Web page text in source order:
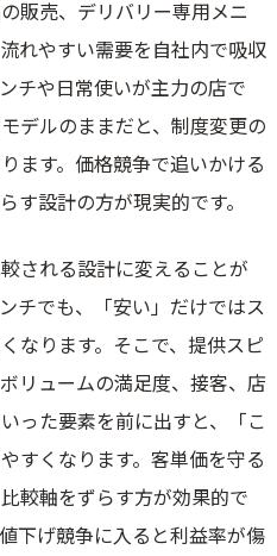
販売、デリバリー専用メニ
れやすい需要を自社内で吸収
チや日常使いが主力の店で
デルのままだと、制度変更の
ます。価格競争で追いかける
す設計の方が現実的です。
される設計に変えることが
チでも、「安い」だけではス
なります。そこで、提供スピ
リュームの満足度、接客、店
った要素を前に出すと、「こ
すくなります。客単価を守る
較軸をずらす方が効果的で
下げ競争に入ると利益率が傷